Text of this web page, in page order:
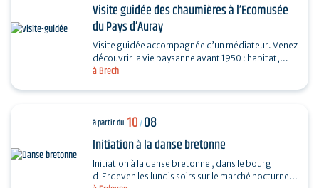
à Brech
Visite guidée des chaumières à l’Ecomusée
du Pays d’Auray
Visite guidée accompagnée d’un médiateur. Venez
découvrir la vie paysanne avant 1950 : habitat,
agriculture, paysage, savoir-faire… et enrichir…
à partir du 10/08
Initiation à la danse bretonne
Initiation à la danse bretonne , dans le bourg
d'Erdeven les lundis soirs sur le marché nocturne.